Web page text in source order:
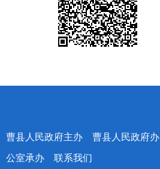
曹县人民政府主办 曹县人民政府办
公室承办 联系我们